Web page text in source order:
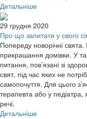
Детальніше
29 грудня 2020
Про що запитати у свого
Попереду новорічні
прикрашання домівки. У
питання, пов’язані зі
свят, під час яких не
самопочуття. Для цього
терапевта або у педіатра,
речі.
Детальніше